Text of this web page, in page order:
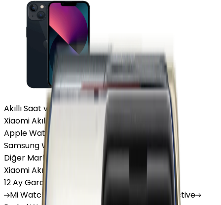
Akıllı Saat ve Bileklik
Xiaomi Akıllı Saat
Apple Watch
Samsung Watch
Diğer Markalar
Xiaomi Akıllı Saat
12 Ay Garanti
MiWatch Watch Lite
Watch 3 Active